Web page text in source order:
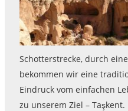
Schotterstrecke, durch
bekommen wir eine
Eindruck vom einfachen
zu unserem Ziel – Taşkent.